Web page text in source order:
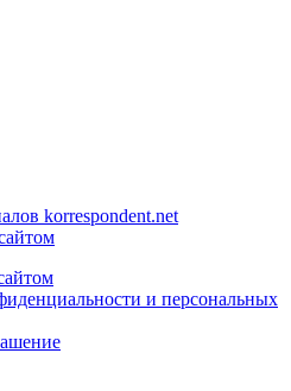
korrespondent.net
и персональных